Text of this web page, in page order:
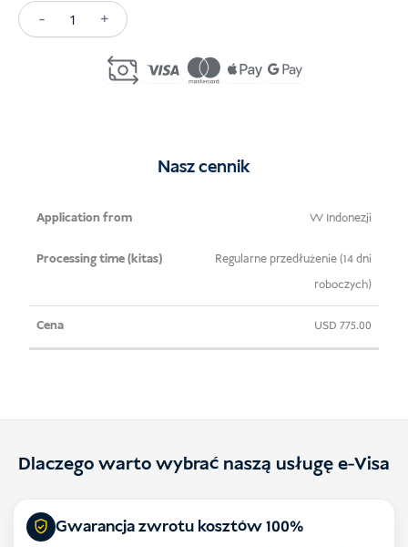
-
Ilość
+
Nasz cennik
Aplikacja
(kita)
W Indonezji
Regularne przedłużenie (14 dni
roboczych)
USD 775.00
Dlaczego warto wybrać naszą usługę e-Visa
Gwarancja zwrotu kosztów 100%